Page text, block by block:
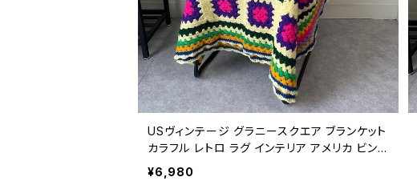
USヴィンテージ グラニースクエア ブランケット
カラフル レトロ ラグ インテリア アメリカ ビンテ
ージ ハンドメイド マルチカバー かぎ針編み ニ
ット 26041010
¥6,980